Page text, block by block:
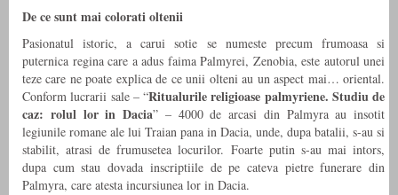
De ce sunt mai colorati oltenii
Pasionatul istoric, a carui sotie se numeste precum frumoasa si
puternica regina care a adus faima Palmyrei, Zenobia, este autorul unei
teze care ne poate explica de ce unii olteni au un aspect mai… oriental.
Conform lucrarii sale – “Ritualurile religioase palmyriene. Studiu de
caz: rolul lor in Dacia” – 4000 de arcasi din Palmyra au insotit
legiunile romane ale lui Traian pana in Dacia, unde, dupa batalii, s-au si
stabilit, atrasi de frumusetea locurilor. Foarte putin s-au mai intors,
dupa cum stau dovada inscriptiile de pe cateva pietre funerare din
Palmyra, care atesta incursiunea lor in Dacia.